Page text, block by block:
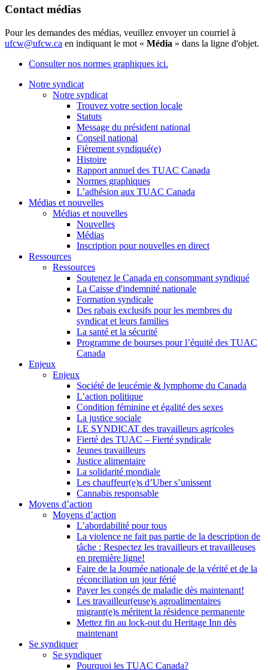
Contact médias
Pour les demandes des médias, veuillez envoyer un courriel à
ufcw@ufcw.ca en indiquant le mot « Média » dans la ligne d'objet.
Consulter nos normes graphiques ici.
Notre syndicat
Notre syndicat
Trouvez votre section locale
Statuts
Message du président national
Conseil national
Fièrement syndiqué(e)
Histoire
Rapport annuel des TUAC Canada
Normes graphiques
L’adhésion aux TUAC Canada
Médias et nouvelles
Médias et nouvelles
Nouvelles
Médias
Inscription pour nouvelles en direct
Ressources
Ressources
Soutenez le Canada en consommant syndiqué
La Caisse d'indemnité nationale
Formation syndicale
Des rabais exclusifs pour les membres du
syndicat et leurs families
La santé et la sécurité
Programme de bourses pour l’équité des TUAC
Canada
Enjeux
Enjeux
Société de leucémie & lymphome du Canada
L’action politique
Condition féminine et égalité des sexes
La justice sociale
LE SYNDICAT des travailleurs agricoles
Fierté des TUAC – Fierté syndicale
Jeunes travailleurs
Justice alimentaire
La solidarité mondiale
Les chauffeur(e)s d’Uber s’unissent
Cannabis responsable
Moyens d’action
Moyens d’action
L’abordabilité pour tous
La violence ne fait pas partie de la description de
tâche : Respectez les travailleurs et travailleuses
en première ligne!
Faire de la Journée nationale de la vérité et de la
réconciliation un jour férié
Payer les congés de maladie dès maintenant!
Les travailleur(euse)s agroalimentaires
migrant(e)s méritent la résidence permanente
Mettez fin au lock-out du Heritage Inn dès
maintenant
Se syndiquer
Se syndiquer
Pourquoi les TUAC Canada?